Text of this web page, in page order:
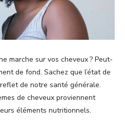
marche sur vos cheveux ? Peut-
de fond. Sachez que l’état de
de notre santé générale.
de cheveux proviennent
éléments nutritionnels.